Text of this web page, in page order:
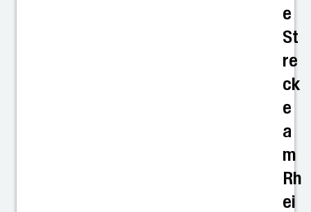
e
St
re
ck
e
a
m
Rh
ei